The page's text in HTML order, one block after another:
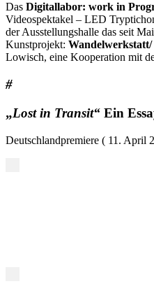
Das Digitallabor: work in
Videospektakel – LED
der Ausstellungshalle das seit
Kunstprojekt: Wandelwerkstatt/
Lowisch, eine Kooperation mit
#
„Lost in Transit“ Ein
Deutschlandpremiere ( 11. April